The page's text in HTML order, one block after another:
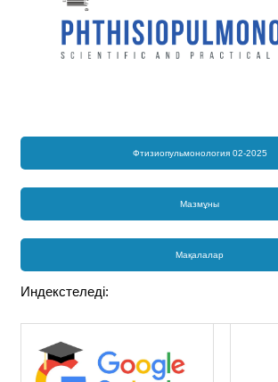
Фтизиопульмонология 02-2025
Мазмұны
Мақалалар
Индекстеледі: